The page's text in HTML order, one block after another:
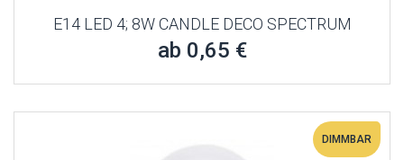
E14 LED 4; 8W CANDLE DECO SPECTRUM
ab 0,65 €
DIMMBAR